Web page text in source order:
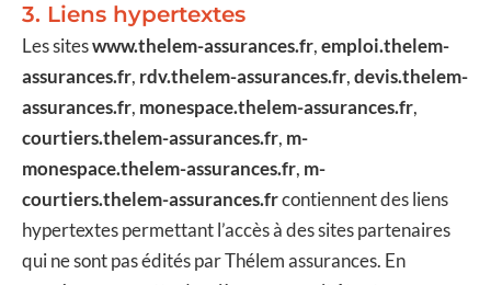
3. Liens hypertextes
Les siteswww.thelem-assurances.fr,emploi.thelem-
assurances.fr, rdv.thelem-assurances.fr,devis.thelem-
assurances.fr, monespace.thelem-assurances.fr,
courtiers.thelem-assurances.fr, m-
monespace.thelem-assurances.fr, m-
courtiers.thelem-assurances.frcontiennent des liens
hypertextes permettant l’accès à des sites partenaires
qui ne sont pas édités par Thélem assurances. En